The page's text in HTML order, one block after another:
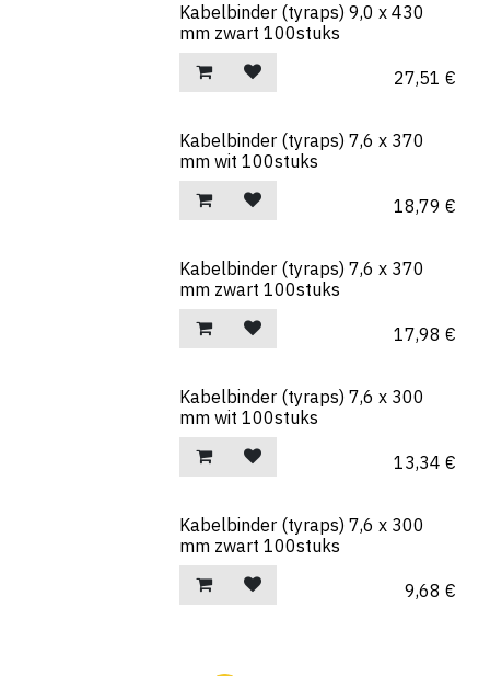
Kabelbinder (tyraps) 9,0 x 430
mm zwart 100stuks
27,51 €
Kabelbinder (tyraps) 7,6 x 370
mm wit 100stuks
18,79 €
Kabelbinder (tyraps) 7,6 x 370
mm zwart 100stuks
17,98 €
Kabelbinder (tyraps) 7,6 x 300
mm wit 100stuks
13,34 €
Kabelbinder (tyraps) 7,6 x 300
mm zwart 100stuks
9,68 €